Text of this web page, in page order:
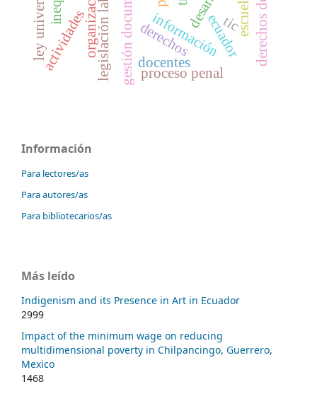
gestión documental informaciónecuador
actividades tic
derechos
legislación laboral docentes
escuela
proceso penal
Información
Para lectores/as
Para autores/as
Para bibliotecarios/as
Más leído
Indigenism and its Presence in Art in Ecuador
2999
Impact of the minimum wage on reducing
multidimensional poverty in Chilpancingo, Guerrero,
Mexico
1468